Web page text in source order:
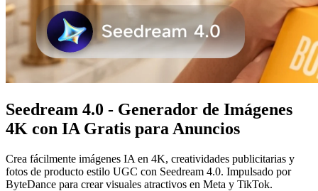
Seedream 4.0 - Generador de Imágenes
4K con IA Gratis para Anuncios
Crea fácilmente imágenes IA en 4K, creatividades publicitarias y
fotos de producto estilo UGC con Seedream 4.0. Impulsado por
ByteDance para crear visuales atractivos en Meta y TikTok.